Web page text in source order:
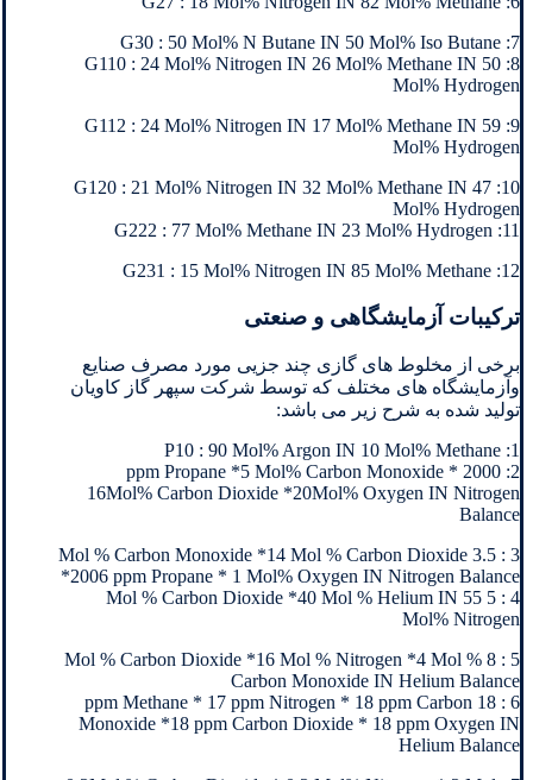
7: G30 : 50 Mol% N Butane IN 50 Mol% Iso Butane
8: G110 : 24 Mol% Nitrogen IN 26 Mol% Methane IN 50
Mol% Hydrogen
9: G112 : 24 Mol% Nitrogen IN 17 Mol% Methane IN 59
Mol% Hydrogen
10: G120 : 21 Mol% Nitrogen IN 32 Mol% Methane IN 47
Mol% Hydrogen
11: G222 : 77 Mol% Methane IN 23 Mol% Hydrogen
12: G231 : 15 Mol% Nitrogen IN 85 Mol% Methane
ترکیبات آزمایشگاهی و صنعتی
برخی از مخلوط های گازی چند جزیی مورد مصرف صنایع
وآزمایشگاه های مختلف که توسط شرکت سپهر گاز کاویان
تولید شده به شرح زیر می باشد:
1: P10 : 90 Mol% Argon IN 10 Mol% Methane
2: 2000 ppm Propane *5 Mol% Carbon Monoxide *
16Mol% Carbon Dioxide *20Mol% Oxygen IN Nitrogen
Balance
3 : 3.5 Mol % Carbon Monoxide *14 Mol % Carbon Dioxide
*2006 ppm Propane * 1 Mol% Oxygen IN Nitrogen Balance
4 : 5 Mol % Carbon Dioxide *40 Mol % Helium IN 55
Mol% Nitrogen
5 : 8 Mol % Carbon Dioxide *16 Mol % Nitrogen *4 Mol %
Carbon Monoxide IN Helium Balance
6 : 18 ppm Methane * 17 ppm Nitrogen * 18 ppm Carbon
Monoxide *18 ppm Carbon Dioxide * 18 ppm Oxygen IN
Helium Balance